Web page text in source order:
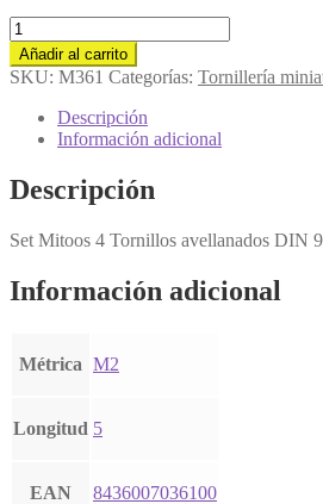
Set
Mitoos
de
4
Tornillos
avellanados
x
5
4
bloc
M2
Añadir al carrito
SKU: M361 Categorías: Tornillería
Descripción
Información adicional
Descripción
Set Mitoos 4 Tornillos avellanados DIN
Información adicional
Métrica M2
Longitud 5
EAN 8436007036100